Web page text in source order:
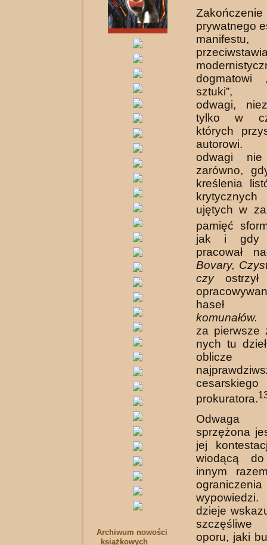
Archiwum nowości
książkowych
prywatnego
dogmatowi
sztuki”,
odwagi,
tylko w
których
autorowi.
odwagi nie
zarówno,
kreślenia
ujętych w
pamięć
jak i gdy
pracował
Bovary,
czyostrzył
komunałów.
za pierwsze
nych tu
oblicze
cesarskiego
prokuratora.
sprzężona
jej
wiodą­cą do
innym
dzieje
szczęśliwe
oporu, jaki